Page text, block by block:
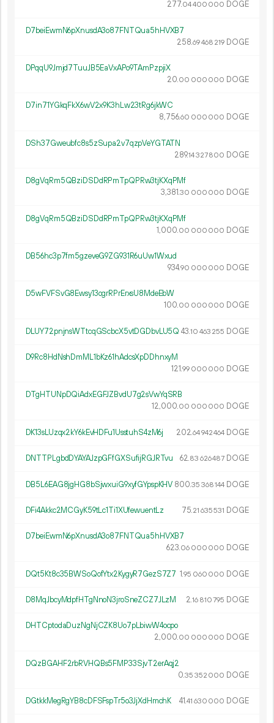
277.04400 000 DOGE
D7beiEwmN6pXnusdA3o87FNTQua5hHVXB7
258.69468 219 DOGE
DPqqU9Jmjd7TuuJB5EaVxAPo9TAmPzpjiX
20.00 000 000 DOGE
D7in71YGkqFkX6wV2x9K3hLw23tRg6jkWC
8 756.60 000 000 DOGE
DSh37Gweubfc8s5zSupa2v7qzpVeYGTATN
289.14327800 DOGE
D8gVqRm5QBziDSDdRPmTpQPRw3tjKXqPMf
3 381.30 000 000 DOGE
D8gVqRm5QBziDSDdRPmTpQPRw3tjKXqPMf
1 000.00 000 000 DOGE
DB56hc3p7fm5gzeveG9ZG931R6uUw1Wxud
934.90 000 000 DOGE
D5wFVFSvG8Ewsy13ogrRPrErxsU8MdeEbW
100.00 000 000 DOGE
DLUY72pnjnsWTtcqGScbcX5vtDGDbvLU5Q 43.10 463 255 DOGE
D9Rc8HdNshDmML1bKz61hAdcsXpDDhnxyM
121.99 000 000 DOGE
DTgHTUNpDQiAdxEGFJZBvdU7g2sVwYqSRB
12 000.00 000 000 DOGE
DK13sLUzqx2kY6kEvHDFu1UsstuhS4zM6j 202.64942464 DOGE
DNTTPLgbdDYAYAJzpGFfGXSufijRGJRTvu 62.83 626487 DOGE
DB5L6EAG8jgHG8bSjwxuiG9xyfGYpspKHV 800.35 368144 DOGE
DFi4Akkc2MCGyK59tLc1Ti1XUfewuentLz 75.21 635531 DOGE
D7beiEwmN6pXnusdA3o87FNTQua5hHVXB7
623.06 000 000 DOGE
DQt5Kt8c35BWSoQofYtx2KygyR7GezS7Z7 1.95 060 000 DOGE
D8MqJbcyMdpfHTgNnoN3jroSneZCZ7JLzM 2.16 810795 DOGE
DHTCptodaDuzNgNjCZK8Uo7pLbiwW4ocpo
2 000.00 000 000 DOGE
DQzBGAHF2rbRVHQBs5FMP33SjvT2erAqj2
0.35 352 000 DOGE
DGtkkMegRgYB8cDFSFspTr5o3JjXdHmchK 41.41 630 000 DOGE